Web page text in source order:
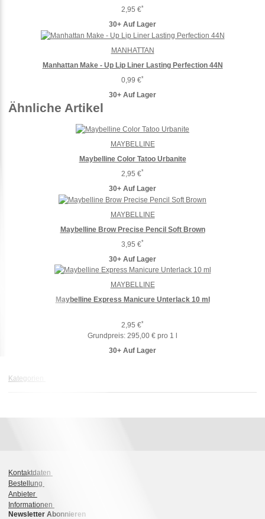
2,95 €*
30+ Auf Lager
Manhattan Make - Up Lip Liner Lasting Perfection 44N
0,99 €*
30+ Auf Lager
MANHATTAN
Ähnliche Artikel
Maybelline Color Tatoo Urbanite
2,95 €*
30+ Auf Lager
MAYBELLINE
Maybelline Brow Precise Pencil Soft Brown
3,95 €*
30+ Auf Lager
MAYBELLINE
Maybelline Express Manicure Unterlack 10 ml
2,95 €*
Grundpreis: 295,00 € pro 1 l
30+ Auf Lager
MAYBELLINE
Kategorien
Kontaktdaten
Bestellung
Anbieter
Informationen
Newsletter Abonnieren